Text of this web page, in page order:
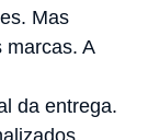
Mas
marcas. A
da entrega.